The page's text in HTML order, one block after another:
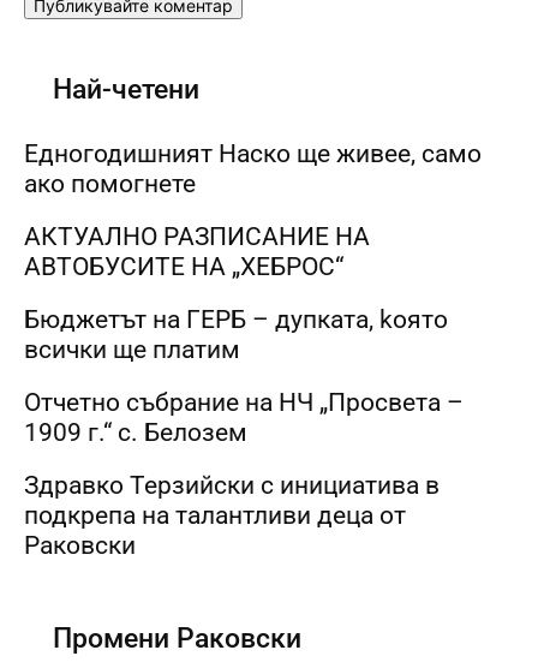
Най-четени
Едногодишният Наско ще живее, само
ако помогнете
АКТУАЛНО РАЗПИСАНИЕ НА
АВТОБУСИТЕ НА „ХЕБРОС“
Бюджетът на ГЕРБ – дупката, kоято
всички ще платим
Отчетно събрание на НЧ „Просвета –
1909 г.“ с. Белозем
Здравко Терзийски с инициатива в
подкрепа на талантливи деца от
Раковски
Промени Раковски